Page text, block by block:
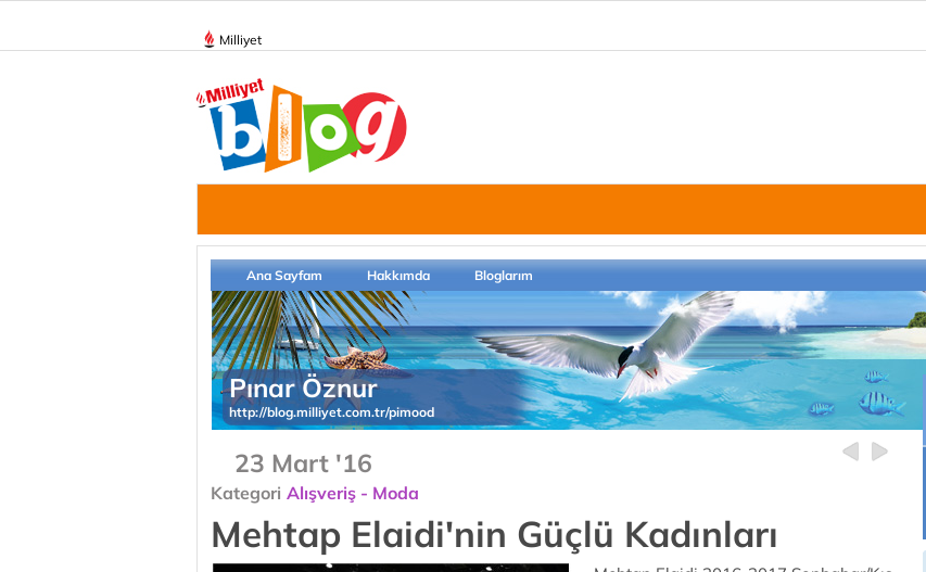
Milliyet
Ana Sayfam Hakkımda Bloglarım
Pınar Öznur
http://blog.milliyet.com.tr/pimood
23 Mart '16
Kategori Alışveriş - Moda
Mehtap Elaidi'nin Güçlü Kadınları